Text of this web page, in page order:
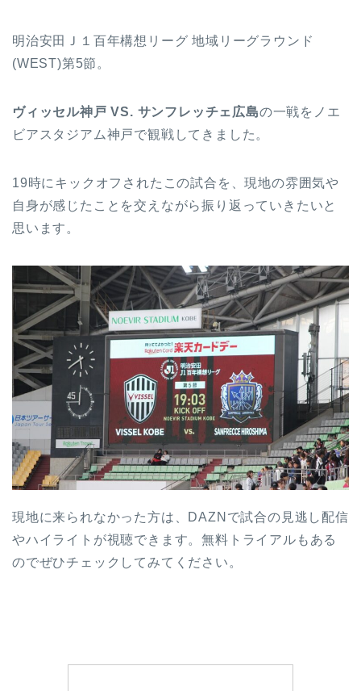
明治安田Ｊ１百年構想リーグ 地域リーグラウンド
(WEST)第5節。
ヴィッセル神戸 VS. サンフレッチェ広島の一戦をノエ
ビアスタジアム神戸で観戦してきました。
19時にキックオフされたこの試合を、現地の雰囲気や
自身が感じたことを交えながら振り返っていきたいと
思います。
現地に来られなかった方は、DAZNで試合の見逃し配信
やハイライトが視聴できます。無料トライアルもある
のでぜひチェックしてみてください。